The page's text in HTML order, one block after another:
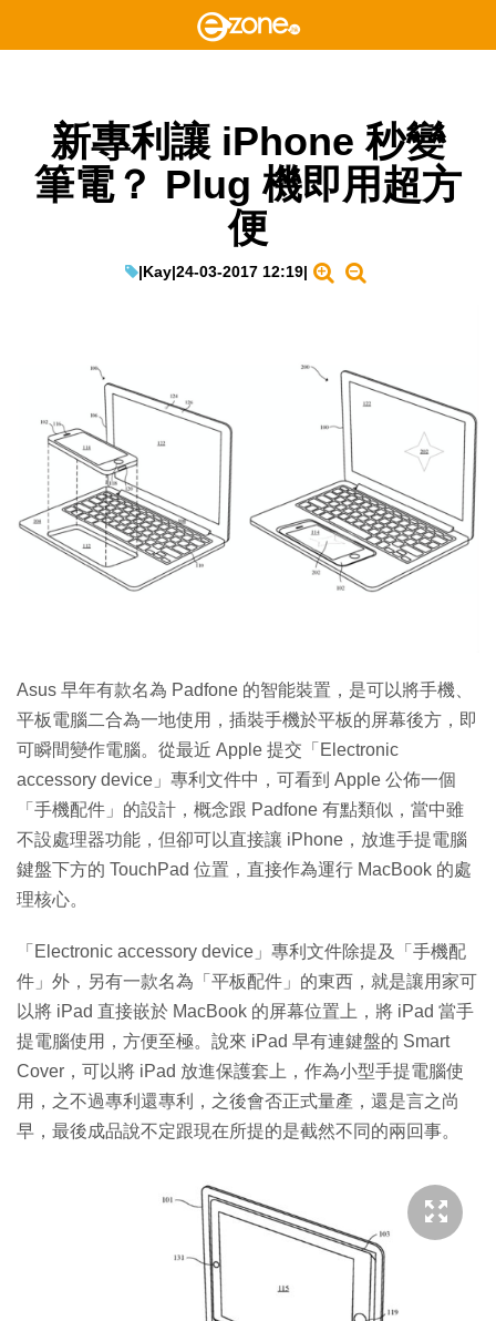
新專利讓 iPhone 秒變
筆電？ Plug 機即用超方
便
|Kay|24-03-2017 12:19|
Asus 早年有款名為 Padfone 的智能裝置，是可以將手機、
平板電腦二合為一地使用，插裝手機於平板的屏幕後方，即
可瞬間變作電腦。從最近 Apple 提交「Electronic
accessory device」專利文件中，可看到 Apple 公佈一個
「手機配件」的設計，概念跟 Padfone 有點類似，當中雖
不設處理器功能，但卻可以直接讓 iPhone，放進手提電腦
鍵盤下方的 TouchPad 位置，直接作為運行 MacBook 的處
理核心。
「Electronic accessory device」專利文件除提及「手機配
件」外，另有一款名為「平板配件」的東西，就是讓用家可
以將 iPad 直接嵌於 MacBook 的屏幕位置上，將 iPad 當手
提電腦使用，方便至極。說來 iPad 早有連鍵盤的 Smart
Cover，可以將 iPad 放進保護套上，作為小型手提電腦使
用，之不過專利還專利，之後會否正式量產，還是言之尚
早，最後成品說不定跟現在所提的是截然不同的兩回事。